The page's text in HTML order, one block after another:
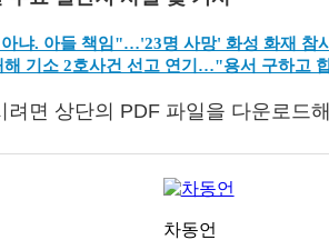
냐. 아들 책임"…'23명 사망' 화성 화재 참
기소 2호사건 선고 연기…"용서 구하고
면 상단의 PDF 파일을 다운로드
차동언